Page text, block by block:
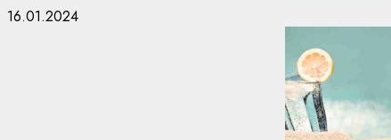
16.01.2024